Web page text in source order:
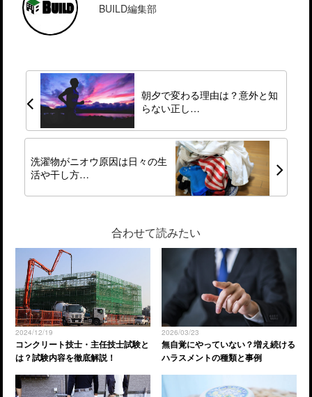
BUILD編集部
朝夕で変わる理由は？意外と知
らない正し…
洗濯物がニオウ原因は日々の生
活や干し方…
合わせて読みたい
2024/12/19
コンクリート技士・主任技士試験と
は？試験内容を徹底解説！
2026/03/23
無自覚にやっていない？増え続ける
ハラスメントの種類と事例